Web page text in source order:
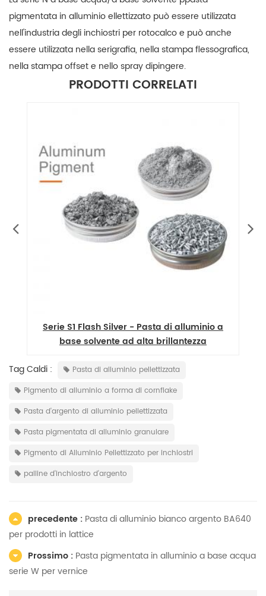
pigmentata in alluminio ellettizzato può essere utilizzata
nell'industria degli inchiostri per rotocalco e può anche
essere utilizzata nella serigrafia, nella stampa flessografica,
nella stampa offset e nello spray dipingere.
PRODOTTI CORRELATI
Serie S1 Flash Silver - Pasta di alluminio a
base solvente ad alta brillantezza
Tag Caldi :
Pasta di alluminio pellettizzata
Pigmento di alluminio a forma di cornflake
Pasta d'argento di alluminio pellettizzata
Pasta pigmentata di alluminio granulare
Pigmento di Alluminio Pellettizzato per inchiostri
palline d'inchiostro d'argento
precedente : Pasta di alluminio bianco argento BA640
per prodotti in lattice
Prossimo : Pasta pigmentata in alluminio a base acqua
serie W per vernice